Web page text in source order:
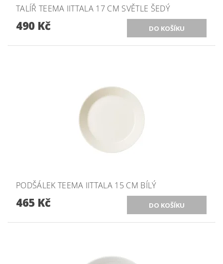
TALÍŘ TEEMA IITTALA 17 CM SVĚTLE ŠEDÝ
490 Kč
PODŠÁLEK TEEMA IITTALA 15 CM BÍLÝ
465 Kč